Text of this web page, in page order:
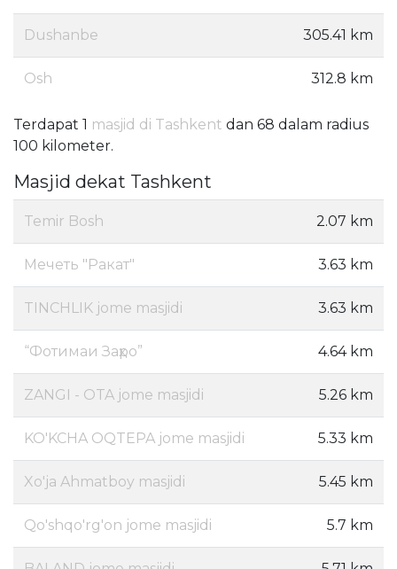
Dushanbe 305.41 km
Osh 312.8 km
Terdapat 1 masjid di Tashkent dan 68 dalam radius
100 kilometer.
Masjid dekat Tashkent
Temir Bosh 2.07 km
Мечеть "Ракат" 3.63 km
TINCHLIK jome masjidi 3.63 km
“Фотимаи Заҳро” 4.64 km
ZANGI - OTA jome masjidi 5.26 km
KO'KCHA OQTEPA jome masjidi 5.33 km
Xo'ja Ahmatboy masjidi 5.45 km
Qo'shqo'rg'on jome masjidi 5.7 km